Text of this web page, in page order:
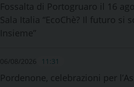
Fossalta di Portogruaro il 16
Sala Italia “EcoChè? Il futuro si
Insieme”
06/08/2026 11:31
Pordenone, celebrazioni per